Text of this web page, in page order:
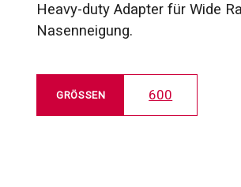
Heavy-duty Adapter für Wide
Nasenneigung.
GRÖSSEN 600